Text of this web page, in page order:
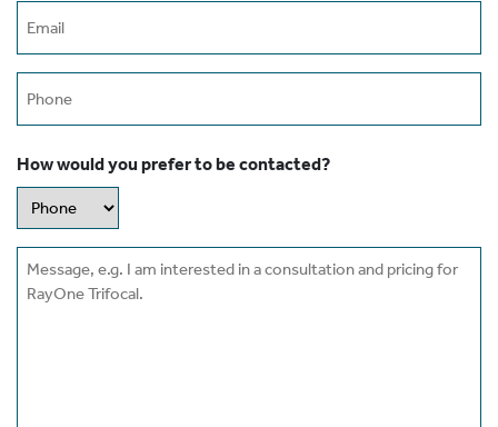
How would you prefer to be contacted?
Message